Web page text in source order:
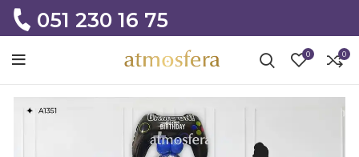
051 230 16 75
0 0